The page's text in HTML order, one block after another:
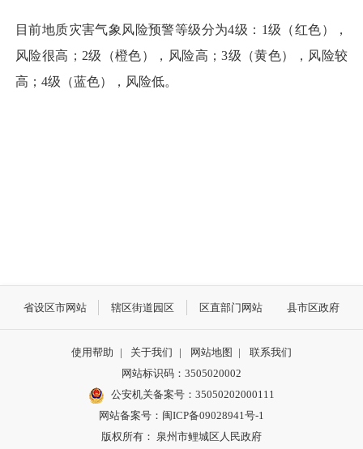
目前地质灾害气象风险预警等级分为4级：1级（红色），
风险很高；2级（橙色），风险高；3级（黄色），风险较
高；4级（蓝色），风险低。
省设区市网站 辖区街道园区 区直部门网站 县市区政府
使用帮助 | 关于我们 | 网站地图 |
联系我们
网站标识码：3505020002
公安机关备案号：35050202000111
网站备案号：闽ICP备09028941号-1
版权所有： 泉州市鲤城区人民政府